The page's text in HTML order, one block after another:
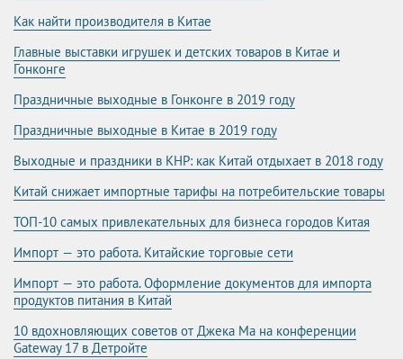
Как найти производителя в Китае
Главные выставки игрушек и детских товаров в Китае и
Гонконге
Праздничные выходные в Гонконге в 2019 году
Праздничные выходные в Китае в 2019 году
Выходные и праздники в КНР: как Китай отдыхает в 2018 году
Китай снижает импортные тарифы на потребительские товары
ТОП-10 самых привлекательных для бизнеса городов Китая
Импорт — это работа. Китайские торговые сети
Импорт — это работа. Оформление документов для импорта
продуктов питания в Китай
10 вдохновляющих советов от Джека Ма на конференции
Gateway 17 в Детройте